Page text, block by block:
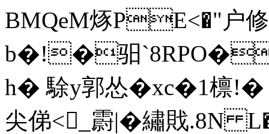
BMQeM烼PE<�"户修
b�!�驲
h� 駼y郭怂�xc�1檩
尖俤<_霨|�繡戝